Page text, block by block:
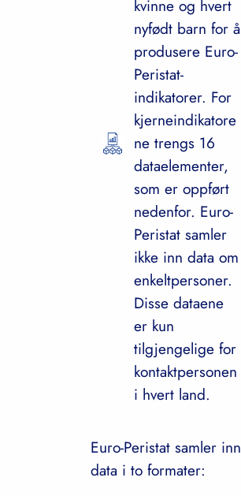
kvinne og hvert
nyfødt barn for å
produsere Euro-
Peristat-
indikatorer. For
kjerneindikatore
ne trengs 16
dataelementer,
som er oppført
nedenfor. Euro-
Peristat samler
ikke inn data om
enkeltpersoner.
Disse dataene
er kun
tilgjengelige for
kontaktpersonen
i hvert land.
Euro-Peristat samler inn
data i to formater: